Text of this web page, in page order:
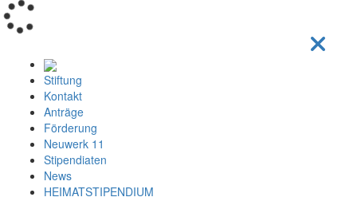
Stiftung
Kontakt
Anträge
Förderung
Neuwerk 11
Stipendiaten
News
HEIMATSTIPENDIUM